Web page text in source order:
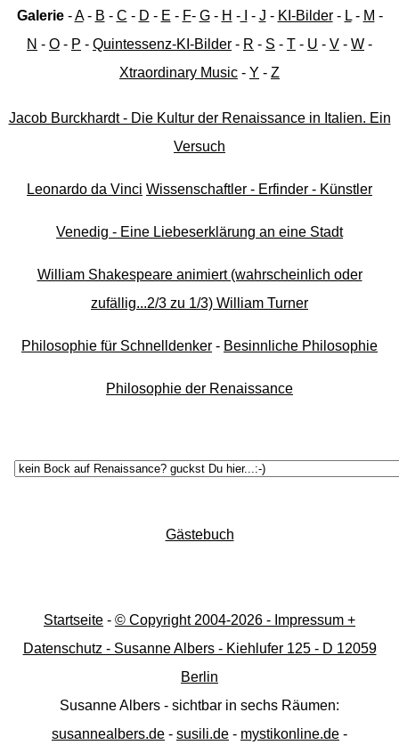
Galerie-A- B - C - D - E - F- G- H -I - J - KI-Bilder- L- M -
N - O - P - Quintessenz-KI-Bilder - R - S - T - U - V - W -
Xtraordinary Music - Y - Z
Jacob Burckhardt - Die Kultur der Renaissance in Italien. Ein
Versuch
Leonardo da Vinci Wissenschaftler - Erfinder - Künstler
Venedig - Eine Liebeserklärung an eine Stadt
William Shakespeare animiert (wahrscheinlich oder
zufällig...2/3 zu 1/3) William Turner
Philosophie für Schnelldenker - Besinnliche Philosophie
Philosophie der Renaissance
Gästebuch
Startseite - © Copyright 2004-2026 - Impressum +
Datenschutz - Susanne Albers - Kiehlufer 125 - D 12059
Berlin
Susanne Albers - sichtbar in sechs Räumen:
susannealbers.de - susili.de - mystikonline.de -